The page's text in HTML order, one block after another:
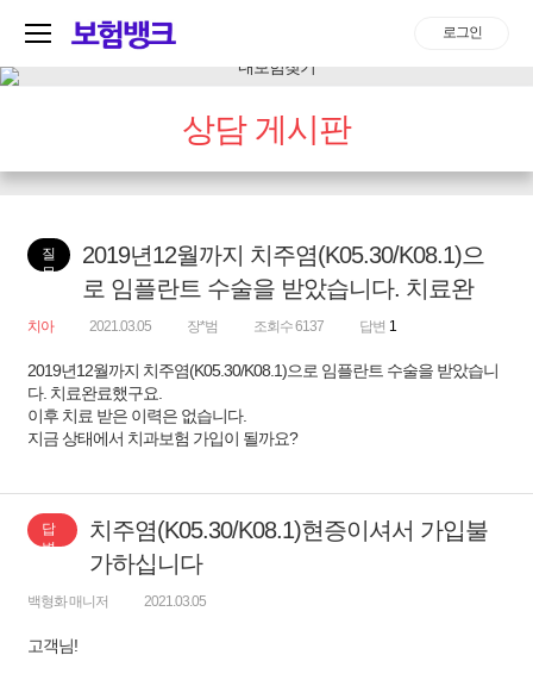
로그인
상담 게시판
질
문
2019년12월까지 치주염(K05.30/K08.1)으
로 임플란트 수술을 받았습니다. 치료완
치아 2021.03.05 장*범 조회수 6137 답변 1
2019년12월까지 치주염(K05.30/K08.1)으로 임플란트 수술을 받았습니
다. 치료완료했구요.
이후 치료 받은 이력은 없습니다.
지금 상태에서 치과보험 가입이 될까요?
답
변
치주염(K05.30/K08.1)현증이셔서 가입불
가하십니다
백형화 매니저 2021.03.05
고객님!